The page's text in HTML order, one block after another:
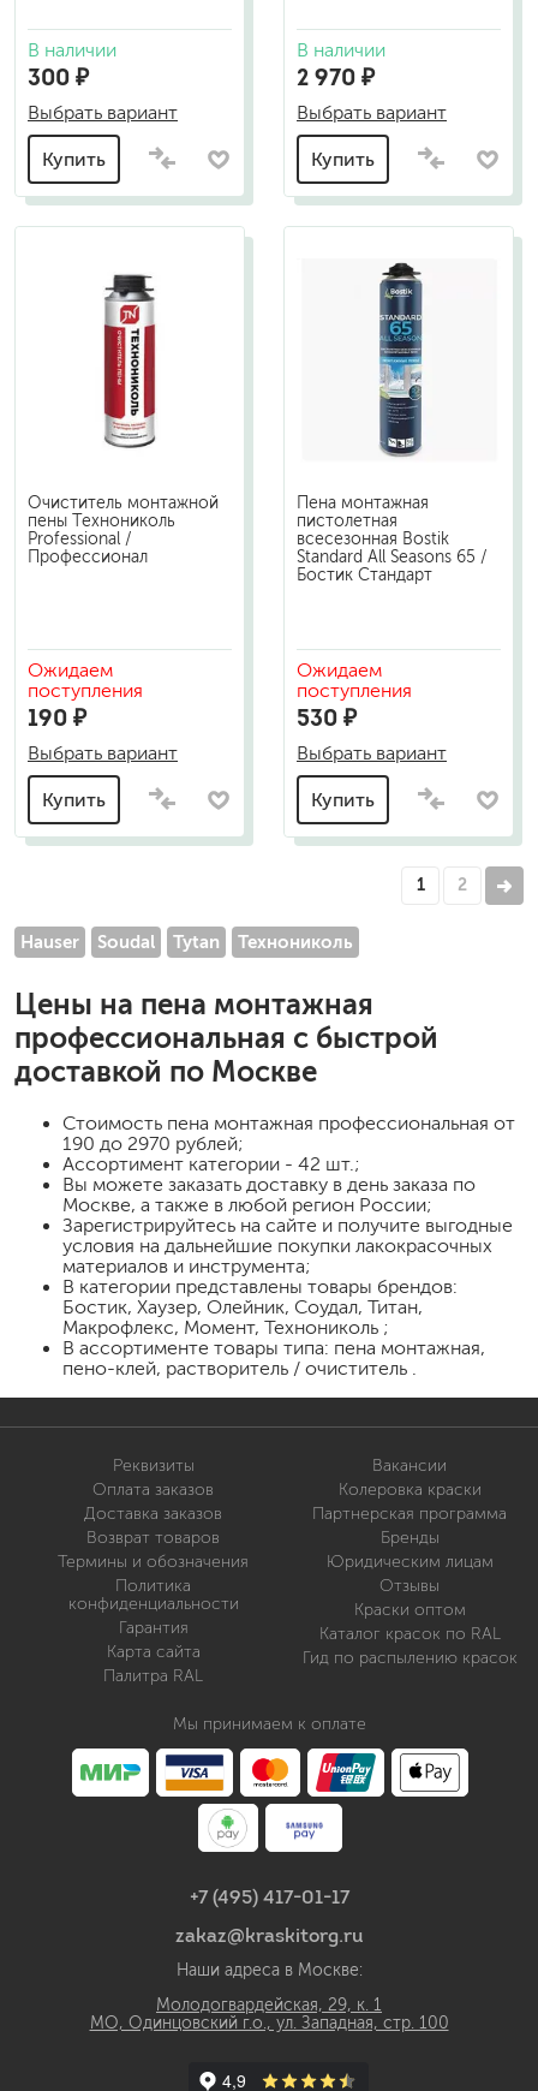
В наличии
300 ₽
Выбрать вариант
Купить
В наличии
2 970 ₽
Выбрать вариант
Купить
Очиститель монтажной
пены Технониколь
Professional /
Профессионал
Ожидаем
поступления
190 ₽
Выбрать вариант
Купить
Пена монтажная
пистолетная
всесезонная Bostik
Standard All Seasons 65 /
Бостик Стандарт
Ожидаем
поступления
530 ₽
Выбрать вариант
Купить
1 2
Hauser Soudal Tytan Технониколь
Цены на пена монтажная
профессиональная с быстрой
доставкой по Москве
Стоимость пена монтажная профессиональная от
190 до 2970 рублей;
Ассортимент категории - 42 шт.;
Вы можете заказать доставку в день заказа по
Москве, а также в любой регион России;
Зарегистрируйтесь на сайте и получите выгодные
условия на дальнейшие покупки лакокрасочных
материалов и инструмента;
В категории представлены товары брендов:
Бостик, Хаузер, Олейник, Соудал, Титан,
Макрофлекс, Момент, Технониколь ;
В ассортименте товары типа: пена монтажная,
пено-клей, растворитель / очиститель .
Реквизиты
Оплата заказов
Доставка заказов
Возврат товаров
Термины и обозначения
Политика
конфиденциальности
Гарантия
Карта сайта
Палитра RAL
Вакансии
Колеровка краски
Партнерская программа
Бренды
Юридическим лицам
Отзывы
Краски оптом
Каталог красок по RAL
Гид по распылению красок
Мы принимаем к оплате
+7 (495) 417-01-17
zakaz@kraskitorg.ru
Наши адреса в Москве:
Молодогвардейская, 29, к. 1
МО, Одинцовский г.о., ул. Западная, стр. 100